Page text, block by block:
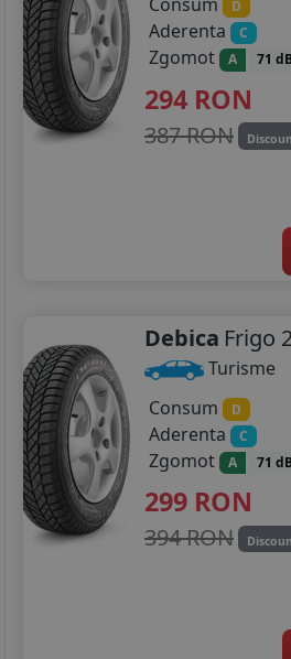
D
Aderenta C
Zgomot A 71
294 RON
387 RON
Debica Frigo
Turisme
Consum
D
Aderenta C
Zgomot A 71
299 RON
394 RON